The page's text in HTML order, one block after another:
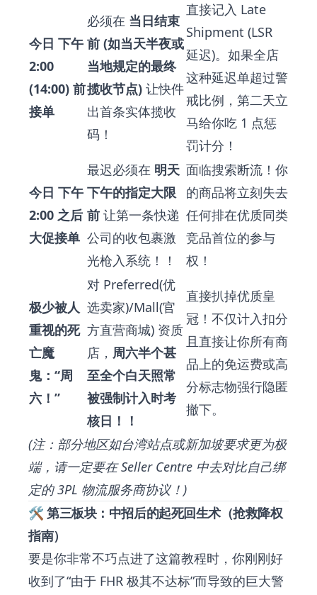
今日 下午
2:00
(14:00) 前
接单
必须在 当日结束
前 (如当天半夜或
当地规定的最终
揽收节点) 让快件
出首条实体揽收
码！
直接记入 Late
Shipment (LSR
延迟)。如果全店
这种延迟单超过警
戒比例，第二天立
马给你吃 1 点惩
罚计分！
今日 下午
2:00 之后
大促接单
最迟必须在 明天
下午的指定大限
前 让第一条快递
公司的收包裹激
光枪入系统！！
面临搜索断流！你
的商品将立刻失去
任何排在优质同类
竞品首位的参与
权！
极少被人
重视的死
亡魔
鬼：“周
六！”
对 Preferred(优
选卖家)/Mall(官
方直营商城) 资质
店， 周六半个甚
至全个白天照常
被强制计入时考
核日！！
直接扒掉优质皇
冠！不仅计入扣分
且直接让你所有商
品上的免运费或高
分标志物强行隐匿
撤下。
(注：部分地区如台湾站点或新加坡要求更为极
端，请一定要在 Seller Centre 中去对比自己绑
定的 3PL 物流服务商协议！)
🛠️ 第三板块：中招后的起死回生术（抢救降权
指南）
要是你非常不巧点进了这篇教程时，你刚刚好
收到了“由于 FHR 极其不达标”而导致的巨大警